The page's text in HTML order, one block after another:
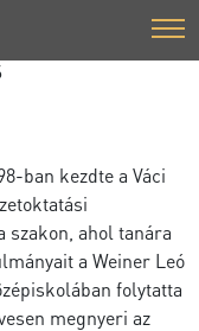
ban kezdte a Váci
szakon, ahol tanára
a Weiner Leó
folytatta
megnyeri az